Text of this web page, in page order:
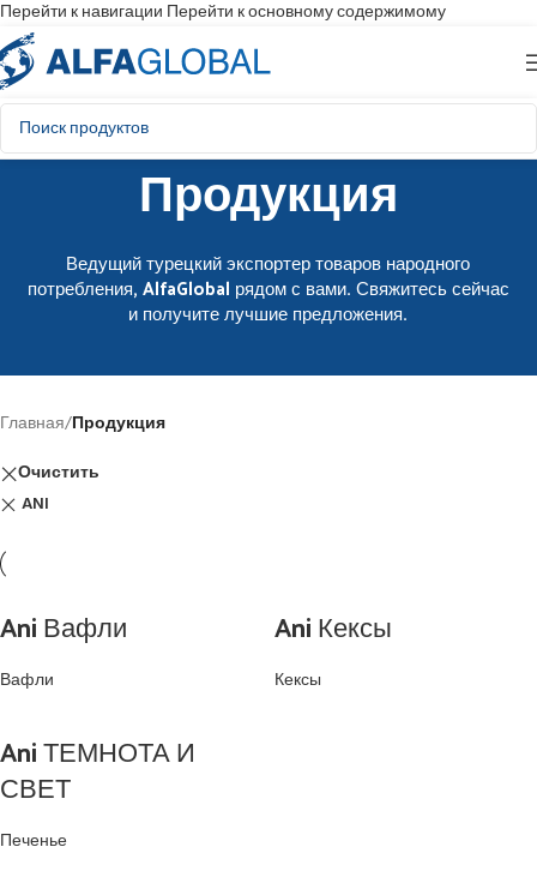
Перейти к навигации Перейти к основному содержимому
Продукция
Ведущий турецкий экспортер товаров народного
потребления, AlfaGlobal рядом с вами. Свяжитесь сейчас
и получите лучшие предложения.
Главная/Продукция
Очистить
ANI
Ani Вафли
Вафли
Ani Кексы
Кексы
Ani ТЕМНОТА И
СВЕТ
Печенье